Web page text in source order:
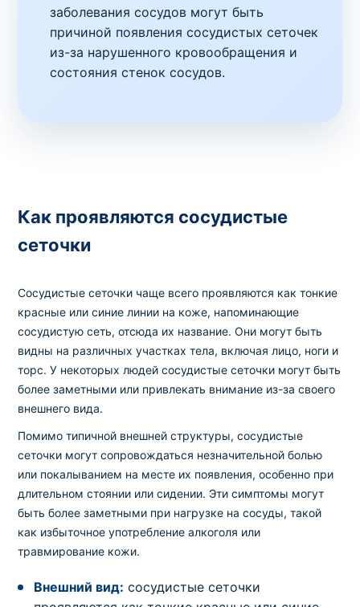
заболевания сосудов могут быть
причиной появления сосудистых сеточек
из-за нарушенного кровообращения и
состояния стенок сосудов.
Как проявляются сосудистые
сеточки
Сосудистые сеточки чаще всего проявляются как тонкие
красные или синие линии на коже, напоминающие
сосудистую сеть, отсюда их название. Они могут быть
видны на различных участках тела, включая лицо, ноги и
торс. У некоторых людей сосудистые сеточки могут быть
более заметными или привлекать внимание из-за своего
внешнего вида.
Помимо типичной внешней структуры, сосудистые
сеточки могут сопровождаться незначительной болью
или покалыванием на месте их появления, особенно при
длительном стоянии или сидении. Эти симптомы могут
быть более заметными при нагрузке на сосуды, такой
как избыточное употребление алкоголя или
травмирование кожи.
Внешний вид: сосудистые сеточки